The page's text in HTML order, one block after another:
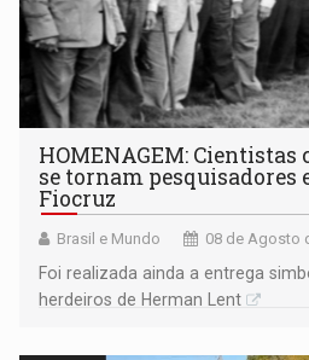
HOMENAGEM: Cientistas
se tornam pesquisadores
Fiocruz
Brasil e Mundo 08 de Agosto
Foi realizada ainda a entrega
herdeiros de Herman Lent